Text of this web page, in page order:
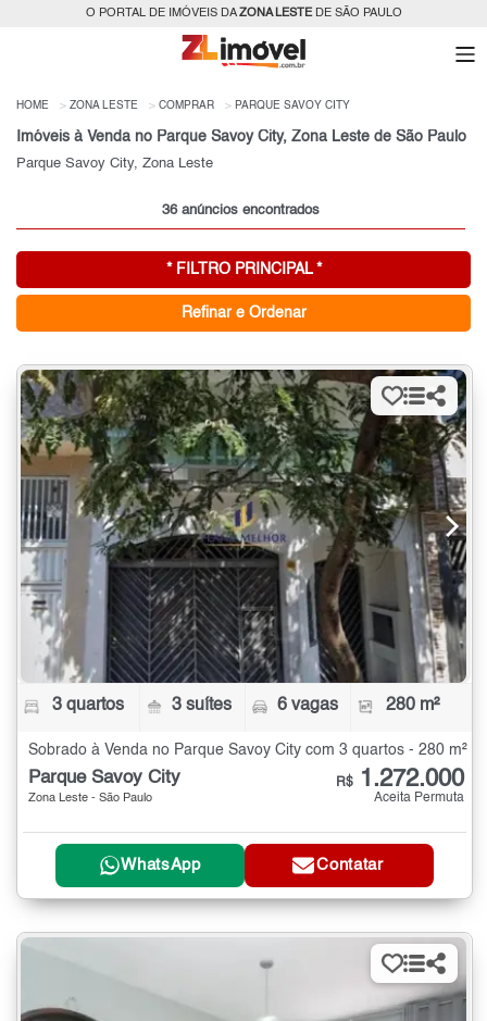
O PORTAL DE IMÓVEIS DAZONA LESTEDE SÃO PAULO
HOME ZONA LESTE COMPRAR PARQUE SAVOY CITY
Imóveis à Venda no Parque Savoy City, Zona Leste de São Paulo
Parque Savoy City, Zona Leste
36 anúncios encontrados
* FILTRO PRINCIPAL *
Refinar e Ordenar
3 quartos 3 suítes 6 vagas 280 m²
Sobrado à Venda no Parque Savoy City com 3 quartos - 280 m²
Parque Savoy City
Zona Leste - São Paulo
R$ 1.272.000
Aceita Permuta
WhatsApp Contatar